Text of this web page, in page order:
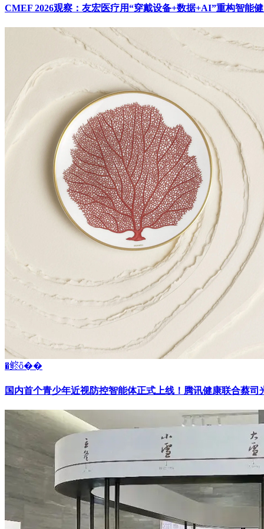
CMEF 2026观察：友宏医疗用“穿戴设备+数据+AI”重构智能
�鿴ȫ��
国内首个青少年近视防控智能体正式上线！腾讯健康联合蔡司